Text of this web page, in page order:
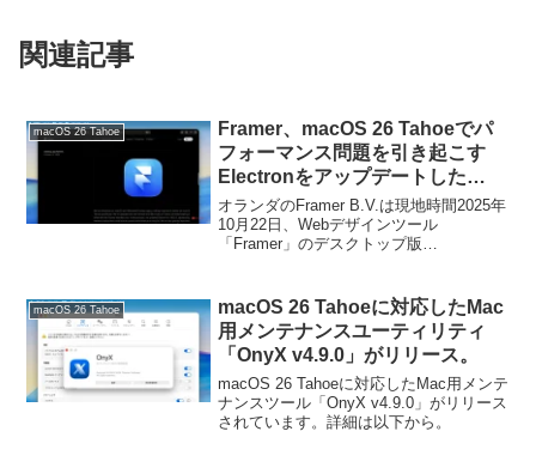
関連記事
macOS 26 Tahoe
Framer、macOS 26 Tahoeでパ
フォーマンス問題を引き起こす
Electronをアップデートした
「Framer for Mac v2025.42」を
リリース。
オランダのFramer B.V.は現地時間2025年
10月22日、Webデザインツール
「Framer」のデスクトップ版
ンスを落とす問題を抱えたElectronフレー
ムワークをアップデートしたと発表して
います。
macOS 26 Tahoe
macOS 26 Tahoeに対応したMac
用メンテナンスユーティリティ
「OnyX v4.9.0」がリリース。
macOS 26 Tahoeに対応したMac用メンテ
ナンスツール「OnyX v4.9.0」がリリース
されています。詳細は以下から。